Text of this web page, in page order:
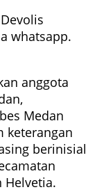
whatsapp.
anggota
Medan
keterangan
berinisial
Helvetia.